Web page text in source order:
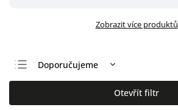
Zobrazit více produktů
Doporučujeme
Nejlevnější
Nejdražší
Otevřít filtr